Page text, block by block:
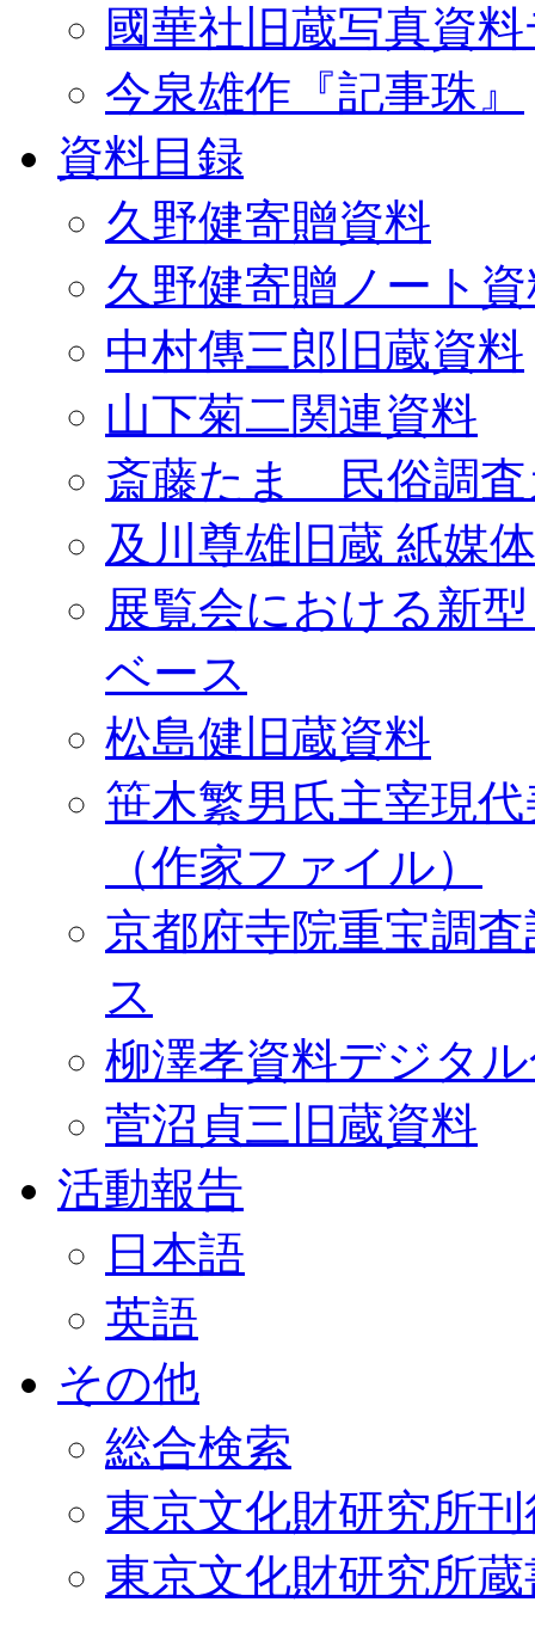
國華社旧蔵写真資
今泉雄作『記事珠』
資料目録
久野健寄贈資料
久野健寄贈ノート
中村傳三郎旧蔵資料
山下菊二関連資料
斎藤たま 民俗調査
及川尊雄旧蔵 紙媒
展覧会における新
ベース
松島健旧蔵資料
笹木繁男氏主宰現
（作家ファイル）
京都府寺院重宝調
ス
柳澤孝資料デジタ
菅沼貞三旧蔵資料
活動報告
日本語
英語
その他
総合検索
東京文化財研究所
東京文化財研究所